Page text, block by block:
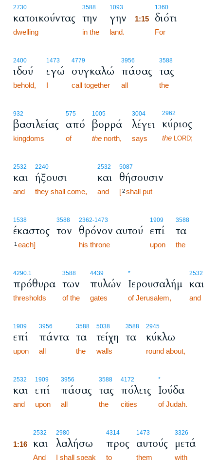
2730
κατοικούντας
dwelling
3588
την
in the
1093
γην
land.
1360
1:15 διότι
For
2400
ιδού
behold,
1473
εγώ
I
4779
συγκαλώ
call together
3956
πάσας
all
3588
τας
the
932
βασιλείας
kingdoms
575
από
of
1005
βορρά
the north,
3004
λέγει
says
2962
κύριος
the LORD;
2532
και
and
2240
ήξουσι
they shall come,
2532
και
and
5087
θήσουσιν
[2shall put
1538
έκαστος
1 each]
3588
τον
2362-1473
θρόνον αυτού
his throne
1909
επί
upon
3588
τα
the
4290.1
πρόθυρα
thresholds
3588
των
of the
4439
πυλών
gates
*
Ιερουσαλήμ
of Jerusalem,
2532
και
and
1909
επί
upon
3956
πάντα
all
3588
τα
the
5038
τείχη
walls
3588
τα
2945
κύκλω
round about,
2532
και
and
1909
επί
upon
3956
πάσας
all
3588
τας
the
4172
πόλεις
cities
*
Ιούδα
of Judah.
2532
1:16 και
And
2980
λαλήσω
I shall speak
4314
προς
to
1473
αυτούς
them
3326
μετά
with